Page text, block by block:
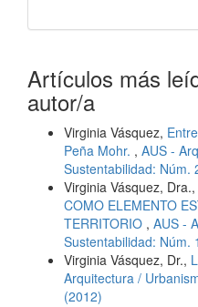
Artículos más
autor/a
Virginia Vásquez,
Peña Mohr. , AUS -
Sustentabilidad: Núm.
Virginia Vásquez, Dra.,
COMO ELEMENTO
TERRITORIO , AUS -
Sustentabilidad: Núm.
Virginia Vásquez, Dr.,
Arquitectura /
(2012)